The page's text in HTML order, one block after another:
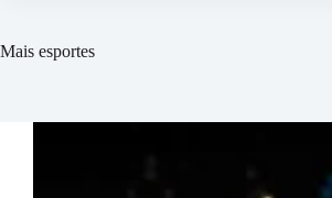
Mais esportes